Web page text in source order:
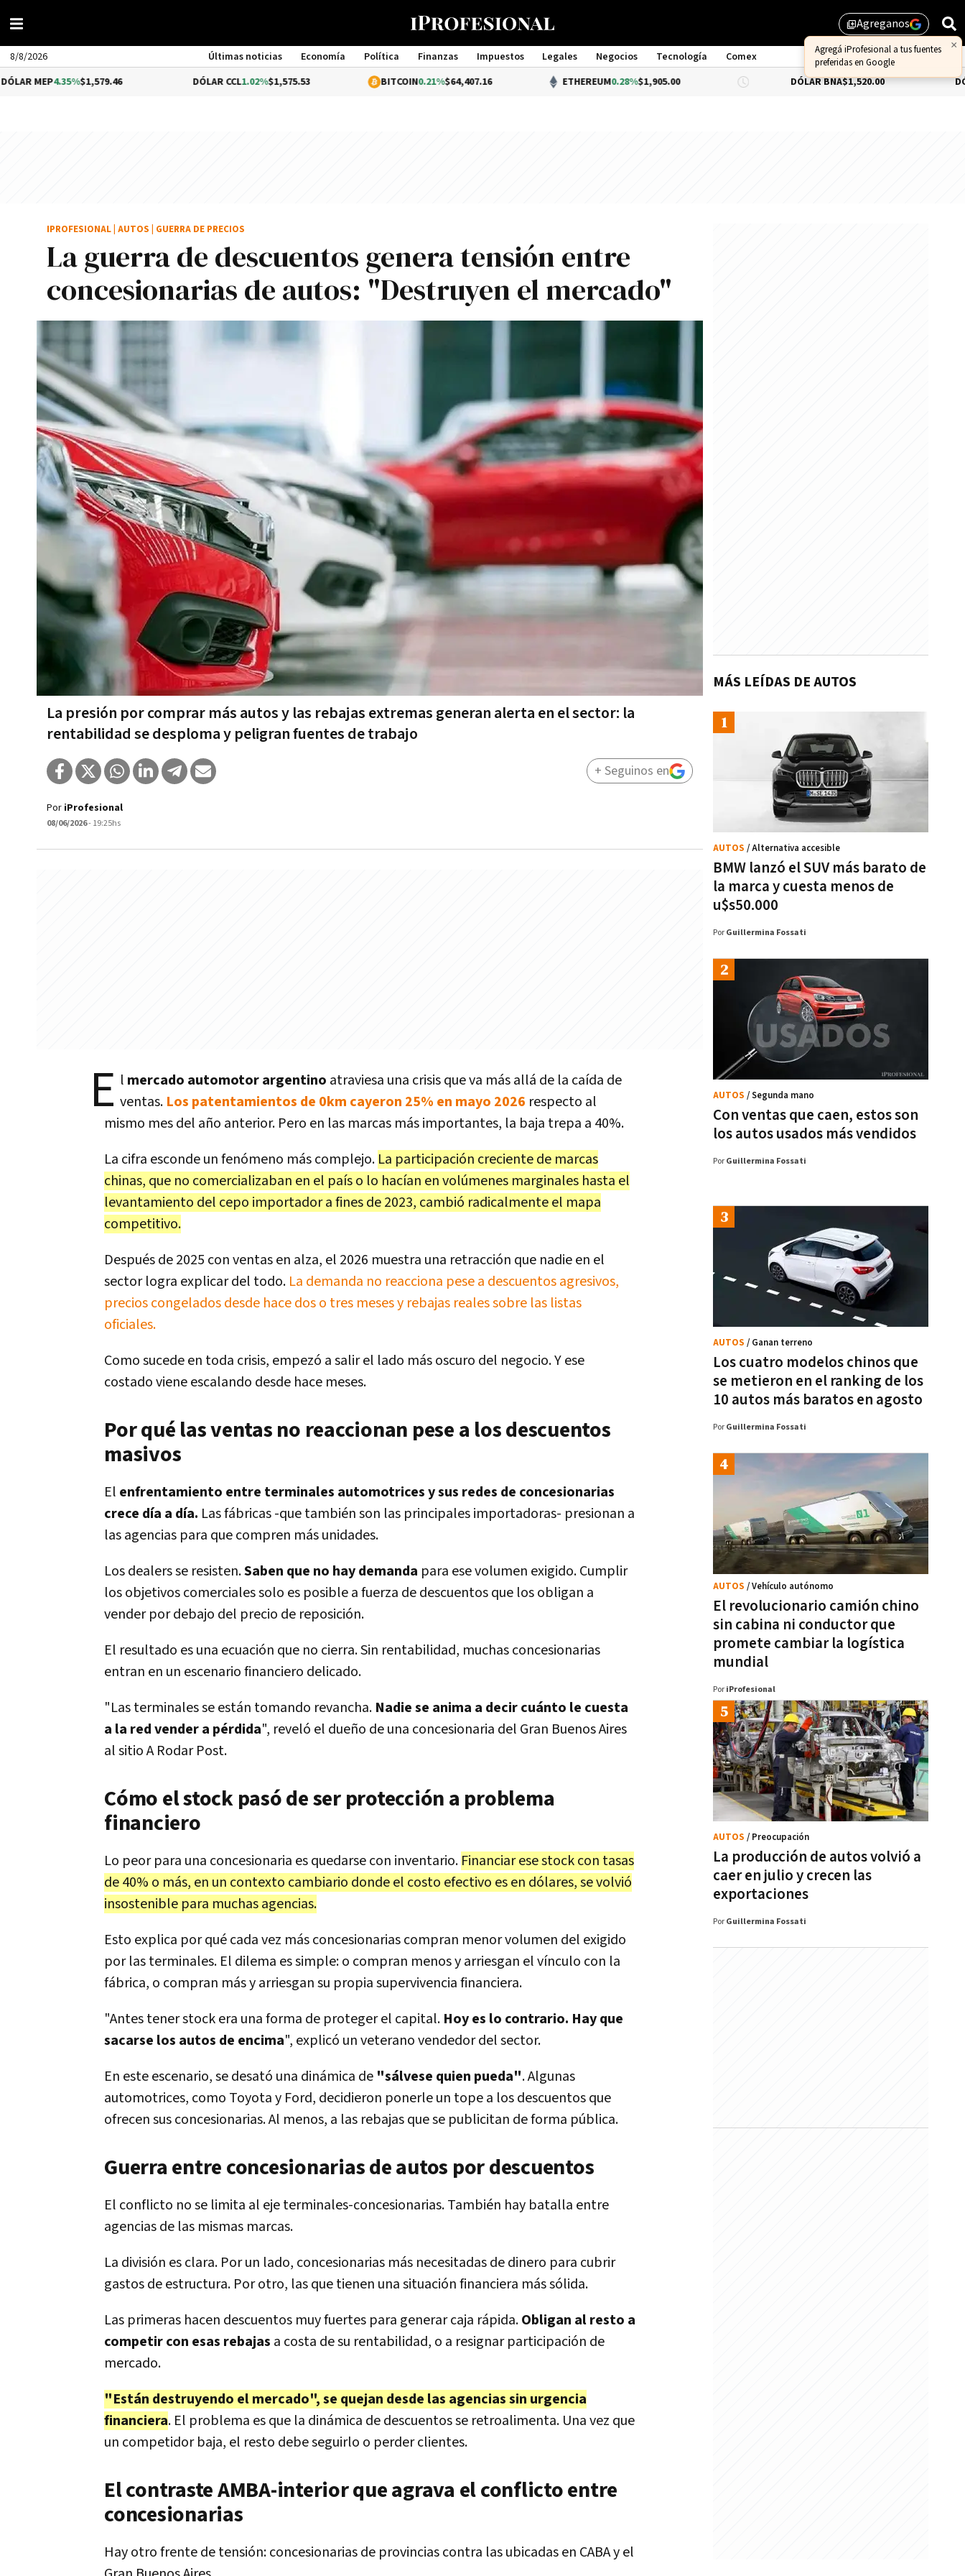
library_addAgreganos
×
Agregá iProfesional a tus fuentes
preferidas en Google
8/8/2026 Últimas noticias Economía Política Finanzas Impuestos Legales Negocios Tecnología
Comex
Management
4.35%$1,579.46 1.02%$1,575.53 0.21%$64,407.16 ETHEREUM 0.28%$1,905.00 DÓLAR BNA$1,520.00 DÓLAR BLUE
La guerra de descuentos genera tensión entre
concesionarias de autos: "Destruyen el mercado"
La presión por comprar más autos y las rebajas extremas generan alerta en el sector: la
rentabilidad se desploma y peligran fuentes de trabajo
IPROFESIONAL AUTOS GUERRA DE PRECIOS
Por iProfesional
08/06/2026- 19:25hs
+ Seguinos en
E l mercado automotor argentino atraviesa una crisis que va más allá de la caída de
ventas. Los patentamientos de 0km cayeron 25% en mayo 2026 respecto al
mismo mes del año anterior. Pero en las marcas más importantes, la baja trepa a 40%.
La cifra esconde un fenómeno más complejo. La participación creciente de marcas
chinas, que no comercializaban en el país o lo hacían en volúmenes marginales hasta el
levantamiento del cepo importador a fines de 2023, cambió radicalmente el mapa
competitivo.
Después de 2025 con ventas en alza, el 2026 muestra una retracción que nadie en el
sector logra explicar del todo. La demanda no reacciona pese a descuentos agresivos,
precios congelados desde hace dos o tres meses y rebajas reales sobre las listas
oficiales.
Como sucede en toda crisis, empezó a salir el lado más oscuro del negocio. Y ese
costado viene escalando desde hace meses.
Por qué las ventas no reaccionan pese a los descuentos
masivos
El enfrentamiento entre terminales automotrices y sus redes de concesionarias
crece día a día. Las fábricas -que también son las principales importadoras- presionan a
las agencias para que compren más unidades.
Los dealers se resisten.Saben que no hay demanda para ese volumen exigido. Cumplir
los objetivos comerciales solo es posible a fuerza de descuentos que los obligan a
vender por debajo del precio de reposición.
El resultado es una ecuación que no cierra. Sin rentabilidad, muchas concesionarias
entran en un escenario financiero delicado.
"Las terminales se están tomando revancha. Nadie se anima a decir cuánto le cuesta
a la red vender a pérdida", reveló el dueño de una concesionaria del Gran Buenos Aires
al sitio A Rodar Post.
Cómo el stock pasó de ser protección a problema
financiero
Lo peor para una concesionaria es quedarse con inventario. Financiar ese stock con tasas
de 40% o más, en un contexto cambiario donde el costo efectivo es en dólares, se volvió
insostenible para muchas agencias.
Esto explica por qué cada vez más concesionarias compran menor volumen del exigido
por las terminales. El dilema es simple: o compran menos y arriesgan el vínculo con la
fábrica, o compran más y arriesgan su propia supervivencia financiera.
"Antes tener stock era una forma de proteger el capital. Hoy es lo contrario. Hay que
sacarse los autos de encima", explicó un veterano vendedor del sector.
En este escenario, se desató una dinámica de "sálvese quien pueda". Algunas
automotrices, como Toyota y Ford, decidieron ponerle un tope a los descuentos que
ofrecen sus concesionarias. Al menos, a las rebajas que se publicitan de forma pública.
Guerra entre concesionarias de autos por descuentos
El conflicto no se limita al eje terminales-concesionarias. También hay batalla entre
agencias de las mismas marcas.
La división es clara. Por un lado, concesionarias más necesitadas de dinero para cubrir
gastos de estructura. Por otro, las que tienen una situación financiera más sólida.
Las primeras hacen descuentos muy fuertes para generar caja rápida.Obligan al resto a
competir con esas rebajas a costa de su rentabilidad, o a resignar participación de
mercado.
"Están destruyendo el mercado", se quejan desde las agencias sin urgencia
financiera. El problema es que la dinámica de descuentos se retroalimenta. Una vez que
un competidor baja, el resto debe seguirlo o perder clientes.
El contraste AMBA-interior que agrava el conflicto entre
concesionarias
Hay otro frente de tensión: concesionarias de provincias contra las ubicadas en CABA y el
MÁS LEÍDAS DE AUTOS
BMW lanzó el SUV más barato de
la marca y cuesta menos de
u$s50.000
AUTOS / Alternativa accesible
Por Guillermina Fossati
Con ventas que caen, estos son
los autos usados más vendidos
AUTOS / Segunda mano
Por Guillermina Fossati
Los cuatro modelos chinos que
se metieron en el ranking de los
10 autos más baratos en agosto
AUTOS / Ganan terreno
Por Guillermina Fossati
El revolucionario camión chino
sin cabina ni conductor que
promete cambiar la logística
mundial
AUTOS / Vehículo autónomo
Por iProfesional
La producción de autos volvió a
caer en julio y crecen las
exportaciones
AUTOS / Preocupación
Por Guillermina Fossati